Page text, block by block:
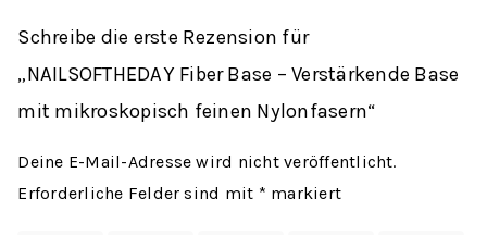
Schreibe die erste Rezension für
„NAILSOFTHEDAY Fiber Base – Verstärkende Base
mit mikroskopisch feinen Nylonfasern“
Deine E-Mail-Adresse wird nicht veröffentlicht.
Erforderliche Felder sind mit * markiert